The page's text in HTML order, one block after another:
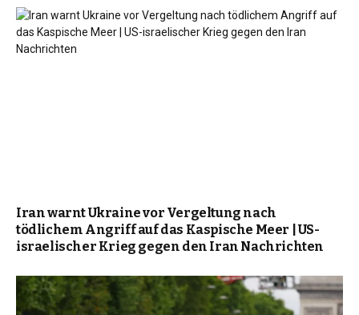
Iran warnt Ukraine vor Vergeltung nach
tödlichem Angriff auf das Kaspische Meer | US-
israelischer Krieg gegen den Iran Nachrichten